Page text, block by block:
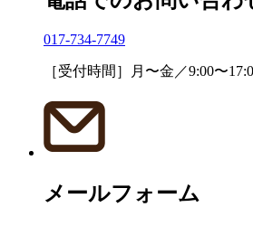
017-734-7749
［受付時間］月〜金／9:00〜
メールフォーム